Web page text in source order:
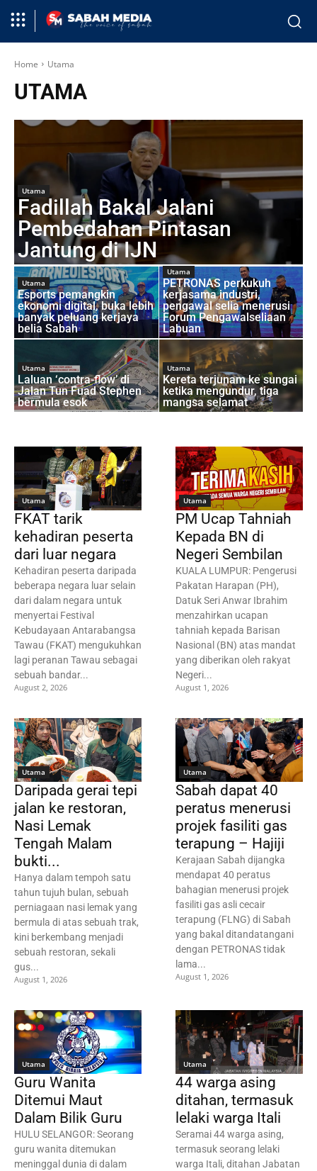
Home Utama
UTAMA
Utama
Fadillah Bakal Jalani
Pembedahan Pintasan
Jantung di IJN
Utama
Esports pemangkin
ekonomi digital, buka lebih
banyak peluang kerjaya
belia Sabah
Utama
PETRONAS perkukuh
kerjasama industri,
pengawal selia menerusi
Forum Pengawalseliaan
Labuan
Utama
Laluan ‘contra-flow’ di
Jalan Tun Fuad Stephen
bermula esok
Utama
Kereta terjunam ke sungai
ketika mengundur, tiga
mangsa selamat
Utama
FKAT tarik
kehadiran peserta
dari luar negara
Kehadiran peserta daripada
beberapa negara luar selain
dari dalam negara untuk
menyertai Festival
Kebudayaan Antarabangsa
Tawau (FKAT) mengukuhkan
lagi peranan Tawau sebagai
sebuah bandar...
August 2, 2026
Utama
PM Ucap Tahniah
Kepada BN di
Negeri Sembilan
KUALA LUMPUR: Pengerusi
Pakatan Harapan (PH),
Datuk Seri Anwar Ibrahim
menzahirkan ucapan
tahniah kepada Barisan
Nasional (BN) atas mandat
yang diberikan oleh rakyat
Negeri...
August 1, 2026
Utama
Daripada gerai tepi
jalan ke restoran,
Nasi Lemak
Tengah Malam
bukti...
Hanya dalam tempoh satu
tahun tujuh bulan, sebuah
perniagaan nasi lemak yang
bermula di atas sebuah trak,
kini berkembang menjadi
sebuah restoran, sekali
gus...
August 1, 2026
Utama
Sabah dapat 40
peratus menerusi
projek fasiliti gas
terapung – Hajiji
Kerajaan Sabah dijangka
mendapat 40 peratus
bahagian menerusi projek
fasiliti gas asli cecair
terapung (FLNG) di Sabah
yang bakal ditandatangani
dengan PETRONAS tidak
lama...
August 1, 2026
Utama
Guru Wanita
Ditemui Maut
Dalam Bilik Guru
HULU SELANGOR: Seorang
guru wanita ditemukan
meninggal dunia di dalam
Utama
44 warga asing
ditahan, termasuk
lelaki warga Itali
Seramai 44 warga asing,
termasuk seorang lelaki
warga Itali, ditahan Jabatan